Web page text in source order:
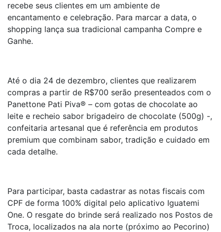
recebe seus clientes em um ambiente de
encantamento e celebração. Para marcar a data, o
shopping lança sua tradicional campanha Compre e
Ganhe.
Até o dia 24 de dezembro, clientes que realizarem
compras a partir de R$700 serão presenteados com o
Panettone Pati Piva® – com gotas de chocolate ao
leite e recheio sabor brigadeiro de chocolate (500g) -,
confeitaria artesanal que é referência em produtos
premium que combinam sabor, tradição e cuidado em
cada detalhe.
Para participar, basta cadastrar as notas fiscais com
CPF de forma 100% digital pelo aplicativo Iguatemi
One. O resgate do brinde será realizado nos Postos de
Troca, localizados na ala norte (próximo ao Pecorino)